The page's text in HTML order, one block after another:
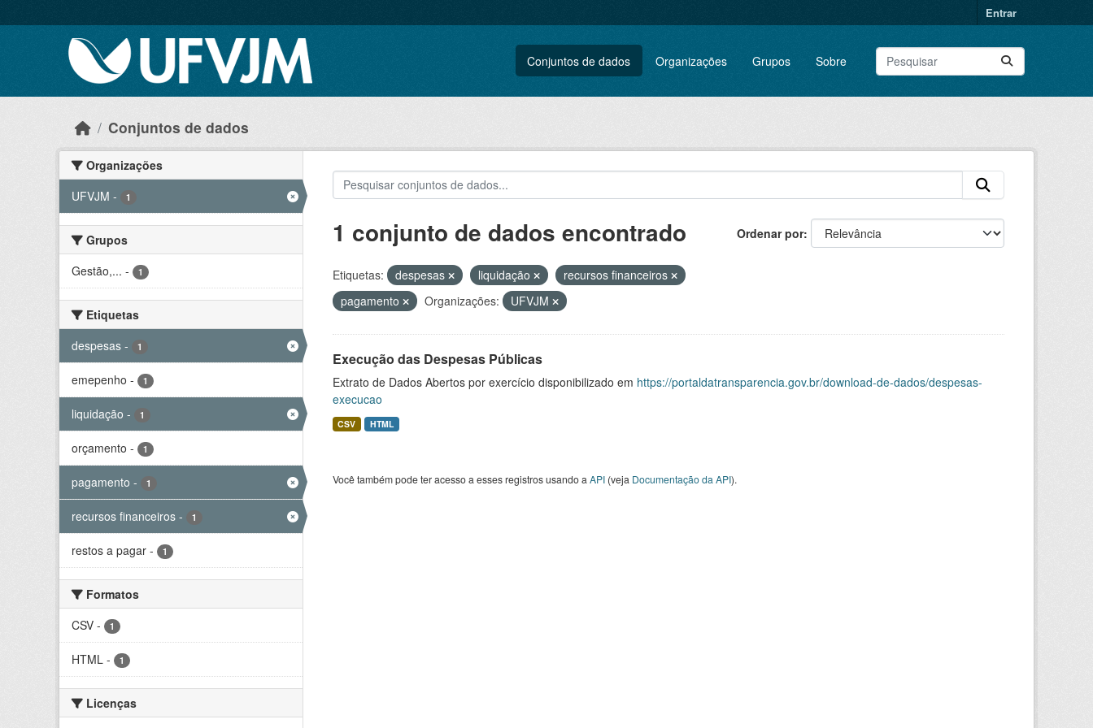
Entrar
Conjuntos de dados Organizações Grupos Sobre
Conjuntos de dados
Organizações
UFVJM - 1
Grupos
Gestão,... - 1
Etiquetas
despesas - 1
emepenho - 1
liquidação - 1
orçamento - 1
pagamento - 1
recursos financeiros - 1
restos a pagar - 1
Formatos
CSV - 1
HTML - 1
Licenças
Ordenar por
1 conjunto de dados encontrado
Etiquetas: despesas liquidação
recursos financeiros
pagamento
Organizações: UFVJM
Execução das Despesas Públicas
Extrato de Dados Abertos por exercício disponibilizado em https://portaldatransparencia.gov.br/download-de-dados/despesas-
execucao
CSV HTML
Você também pode ter acesso a esses registros usando a API(veja Documentação da API).